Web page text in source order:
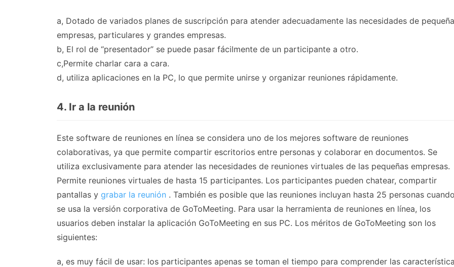
a, Dotado de variados planes de suscripción para atender adecuadamente las necesidades de
empresas, particulares y grandes empresas.
b, El rol de “presentador” se puede pasar fácilmente de un participante a otro.
c,Permite charlar cara a cara.
d, utiliza aplicaciones en la PC, lo que permite unirse y organizar reuniones rápidamente.
4. Ir a la reunión
Este software de reuniones en línea se considera uno de los mejores software de reuniones
colaborativas, ya que permite compartir escritorios entre personas y colaborar en documentos. Se
utiliza exclusivamente para atender las necesidades de reuniones virtuales de las pequeñas empresas.
Permite reuniones virtuales de hasta 15 participantes. Los participantes pueden chatear, compartir
pantallas y grabar la reunión . También es posible que las reuniones incluyan hasta 25 personas cuando
se usa la versión corporativa de GoToMeeting. Para usar la herramienta de reuniones en línea, los
usuarios deben instalar la aplicación GoToMeeting en sus PC. Los méritos de GoToMeeting son los
siguientes:
a, es muy fácil de usar: los participantes apenas se toman el tiempo para comprender las